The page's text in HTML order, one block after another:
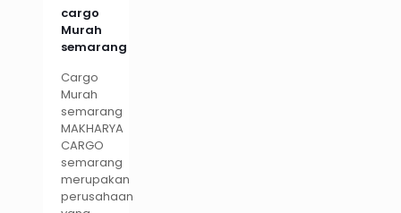
cargo
Murah
semarang
Cargo
Murah
semarang
MAKHARYA
CARGO
semarang
merupakan
perusahaan